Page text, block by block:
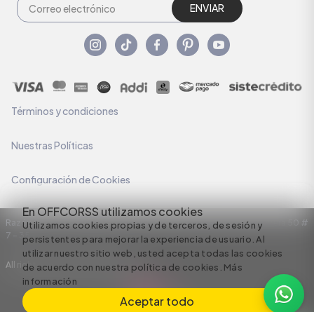
En OFFCORSS utilizamos cookies
Utilizamos cookies propias y de terceros, de sesión y
persistentes para mejorar la experiencia de usuario. Al
utilizar nuestro sitio web, usted acepta todas las cookies
de acuerdo con nuestra política de cookies. Más
información
Aceptar todo
ENVIAR
Términos y condiciones
Nuestras Políticas
Configuración de Cookies
Razón Social: C.I HERMECO S.A. NIT: 890924167-6 Dirección: Carrera 50 #
7 – 35
All rights reserved empowered by